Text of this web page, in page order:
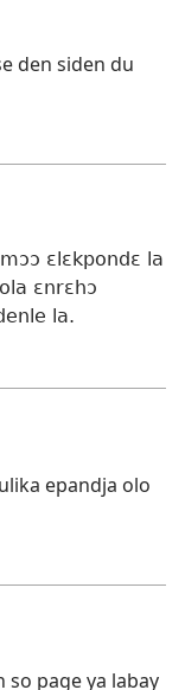
den siden du
ɛlɛkpondɛ la
ɛnrɛhɔ
la.
epandja olo
so page ya labay